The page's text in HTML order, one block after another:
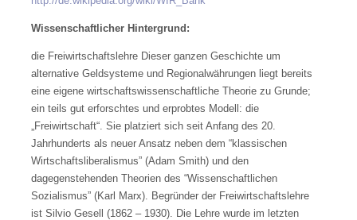
Wissenschaftlicher Hintergrund:
die Freiwirtschaftslehre Dieser ganzen Geschichte um
alternative Geldsysteme und Regionalwährungen liegt bereits
eine eigene wirtschaftswissenschaftliche Theorie zu Grunde;
ein teils gut erforschtes und erprobtes Modell: die
„Freiwirtschaft“. Sie platziert sich seit Anfang des 20.
Jahrhunderts als neuer Ansatz neben dem “klassischen
Wirtschaftsliberalismus” (Adam Smith) und den
dagegenstehenden Theorien des “Wissenschaftlichen
Sozialismus” (Karl Marx). Begründer der Freiwirtschaftslehre
ist Silvio Gesell (1862 – 1930). Die Lehre wurde im letzten